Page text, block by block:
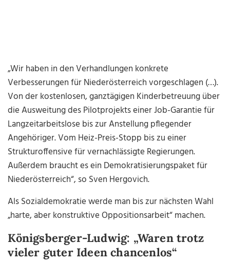
„Wir haben in den Verhandlungen konkrete
Verbesserungen für Niederösterreich vorgeschlagen (…).
Von der kostenlosen, ganztägigen Kinderbetreuung über
die Ausweitung des Pilotprojekts einer Job-Garantie für
Langzeitarbeitslose bis zur Anstellung pflegender
Angehöriger. Vom Heiz-Preis-Stopp bis zu einer
Strukturoffensive für vernachlässigte Regierungen.
Außerdem braucht es ein Demokratisierungspaket für
Niederösterreich“, so Sven Hergovich.
Als Sozialdemokratie werde man bis zur nächsten Wahl
„harte, aber konstruktive Oppositionsarbeit“ machen.
Königsberger-Ludwig: „Waren trotz
vieler guter Ideen chancenlos“